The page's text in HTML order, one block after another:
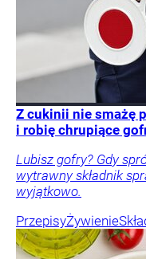
Z cukinii nie smażę
i robię chrupiące
Lubisz gofry? Gdy
wytrawny składnik
wyjątkowo.
PrzepisyŻywienie